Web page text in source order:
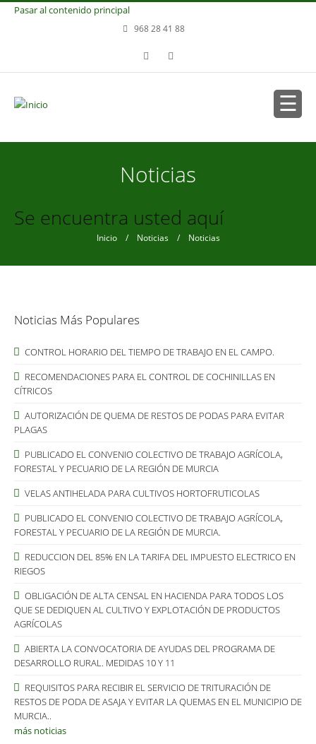
Pasar al contenido principal
968 28 41 88
Noticias
Se encuentra usted aquí
Inicio/ Noticias/ Noticias
Noticias Más Populares
CONTROL HORARIO DEL TIEMPO DE TRABAJO EN EL CAMPO.
RECOMENDACIONES PARA EL CONTROL DE COCHINILLAS EN
CÍTRICOS
AUTORIZACIÓN DE QUEMA DE RESTOS DE PODAS PARA EVITAR
PLAGAS
PUBLICADO EL CONVENIO COLECTIVO DE TRABAJO AGRÍCOLA,
FORESTAL Y PECUARIO DE LA REGIÓN DE MURCIA
VELAS ANTIHELADA PARA CULTIVOS HORTOFRUTICOLAS
PUBLICADO EL CONVENIO COLECTIVO DE TRABAJO AGRÍCOLA,
FORESTAL Y PECUARIO DE LA REGIÓN DE MURCIA.
REDUCCION DEL 85% EN LA TARIFA DEL IMPUESTO ELECTRICO EN
RIEGOS
OBLIGACIÓN DE ALTA CENSAL EN HACIENDA PARA TODOS LOS
QUE SE DEDIQUEN AL CULTIVO Y EXPLOTACIÓN DE PRODUCTOS
AGRÍCOLAS
ABIERTA LA CONVOCATORIA DE AYUDAS DEL PROGRAMA DE
DESARROLLO RURAL. MEDIDAS 10 Y 11
REQUISITOS PARA RECIBIR EL SERVICIO DE TRITURACIÓN DE
RESTOS DE PODA DE ASAJA Y EVITAR LA QUEMAS EN EL MUNICIPIO DE
MURCIA..
más noticias